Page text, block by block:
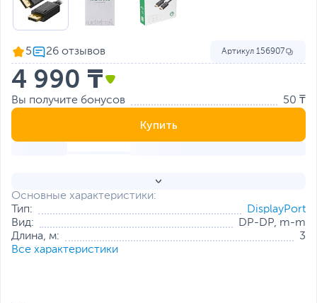
Основные характеристики:
Тип:
DisplayPort
Вид:
DP-DP, m-m
Длина, м:
3
Все характеристики
5 Артикул 156907
4 990 ₸
Вы получите бонусов 50 ₸
Купить